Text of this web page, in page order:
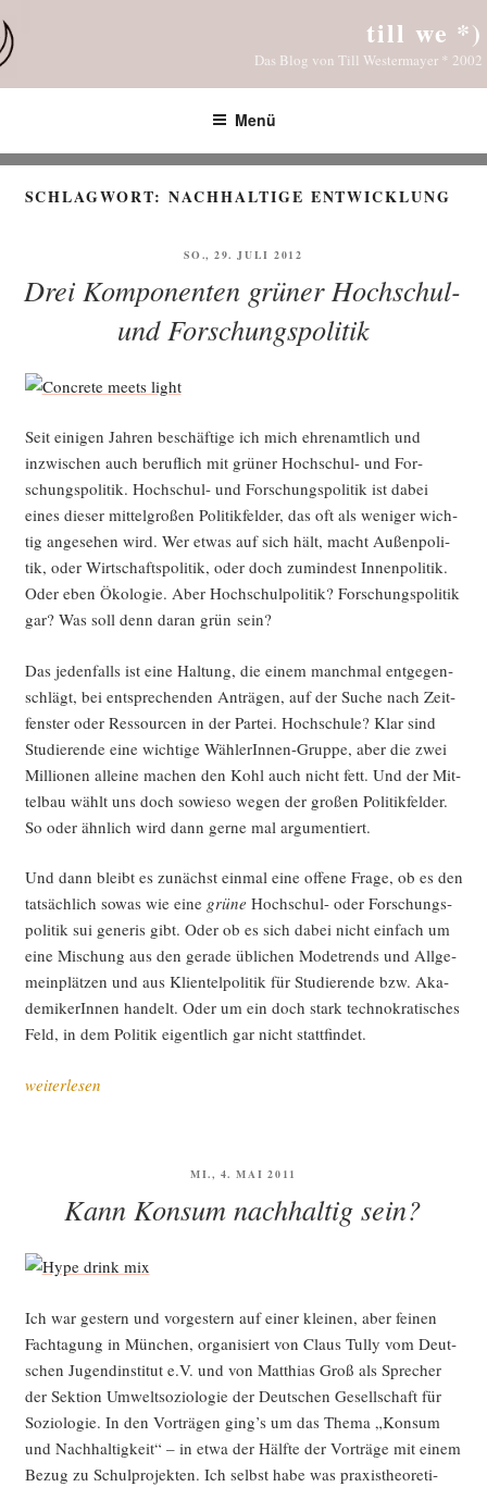
Inhalt
springen
till we *)
Das Blog von Till Westermayer * 2002
Menü
SCHLAGWORT:NACHHALTIGE ENTWICKLUNG
VERÖFFENTLICHT
SO., 29. JULI 2012
Drei Komponenten grüner Hochschul-
und Forschungspolitik
Seit eini­gen Jah­ren beschäf­ti­ge ich mich ehren­amt­lich und
inzwi­schen auch beruf­lich mit grü­ner Hoch­schul- und For­
schungs­po­li­tik. Hoch­schul- und For­schungs­po­li­tik ist dabei
eines die­ser mit­tel­gro­ßen Poli­tik­fel­der, das oft als weni­ger wich­
tig ange­se­hen wird. Wer etwas auf sich hält, macht Außen­po­li­
tik, oder Wirt­schafts­po­li­tik, oder doch zumin­dest Innen­po­li­tik.
Oder eben Öko­lo­gie. Aber Hoch­schul­po­li­tik? For­schungs­po­li­tik
gar? Was soll denn dar­an grün sein?
Das jeden­falls ist eine Hal­tung, die einem manch­mal ent­ge­gen­
schlägt, bei ent­spre­chen­den Anträ­gen, auf der Suche nach Zeit­
fens­ter oder Res­sour­cen in der Par­tei. Hoch­schu­le? Klar sind
Stu­die­ren­de eine wich­ti­ge Wäh­le­rIn­nen-Grup­pe, aber die zwei
Mil­lio­nen allei­ne machen den Kohl auch nicht fett. Und der Mit­
tel­bau wählt uns doch sowie­so wegen der gro­ßen Poli­tik­fel­der.
So oder ähn­lich wird dann ger­ne mal argumentiert.
Und dann bleibt es zunächst ein­mal eine offe­ne Fra­ge, ob es den
tat­säch­lich sowas wie eine grü­ne Hoch­schul- oder For­schungs­
po­li­tik sui gene­ris gibt. Oder ob es sich dabei nicht ein­fach um
eine Mischung aus den gera­de übli­chen Mode­trends und All­ge­
mein­plät­zen und aus Kli­en­tel­po­li­tik für Stu­die­ren­de bzw. Aka­
de­mi­ke­rIn­nen han­delt. Oder um ein doch stark tech­no­kra­ti­sches
Feld, in dem Poli­tik eigent­lich gar nicht stattfindet.
„Drei
Hoch­
und
For­
schungs­
po­
li­
tik“
weiterlesen
VERÖFFENTLICHT
MI., 4. MAI 2011
Kann Konsum nachhaltig sein?
Ich war ges­tern und vor­ges­tern auf einer klei­nen, aber fei­nen
Fach­ta­gung in Mün­chen, orga­ni­siert von Claus Tul­ly vom Deut­
schen Jugend­in­sti­tut e.V. und von Mat­thi­as Groß als Spre­cher
der Sek­ti­on Umwelt­so­zio­lo­gie der Deut­schen Gesell­schaft für
Sozio­lo­gie. In den Vor­trä­gen ging’s um das The­ma „Kon­sum
und Nach­hal­tig­keit“ – in etwa der Hälf­te der Vor­trä­ge mit einem
Bezug zu Schul­pro­jek­ten. Ich selbst habe was pra­xis­theo­re­ti­